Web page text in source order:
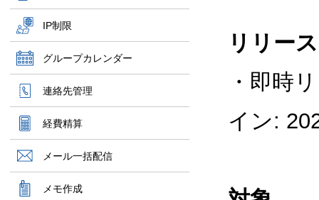
IP制限
グループカレンダー
連絡先管理
経費精算
メール一括配信
メモ作成
リリー
・即時
イン: